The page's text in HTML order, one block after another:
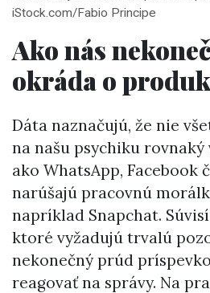
iStock.com/Fabio Principe
Ako nás
okráda o
Dáta naznačujú, že nie
na našu psychiku
ako WhatsApp, Facebook
narúšajú pracovnú
napríklad Snapchat.
ktoré vyžadujú trvalú
nekonečný prúd
reagovať na správy. Na